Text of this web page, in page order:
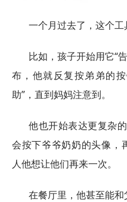
一个月过去了，这个工
比如，孩子开始用它“
布，他就反复按弟弟的
助”，直到妈妈注意到。
他也开始表达更复杂
会按下爷爷奶奶的头像，
人他想让他们再来一次。
在餐厅里，他甚至能和